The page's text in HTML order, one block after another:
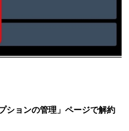
ションの管理」ページで解約